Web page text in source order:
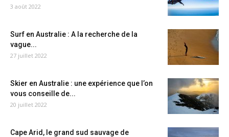
3 août 2022
Surf en Australie : A la recherche de la
vague...
27 juillet 2022
Skier en Australie : une expérience que l’on
vous conseille de...
20 juillet 2022
Cape Arid, le grand sud sauvage de